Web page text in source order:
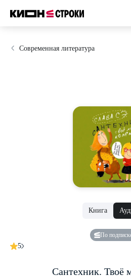
Современная литература
Книга
По
5
Сантехник. Твоё